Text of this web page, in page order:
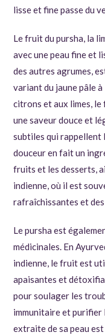
lisse et fine passe du
Le fruit du pursha, la
avec une peau fine et
des autres agrumes,
variant du jaune pâle
citrons et aux limes,
une saveur douce et
subtiles qui rappellent
douceur en fait un
fruits et les desserts,
indienne, où il est
rafraîchissantes et
Le pursha est
médicinales. En
indienne, le fruit est
apaisantes et
pour soulager les
immunitaire et purifier
extraite de sa peau